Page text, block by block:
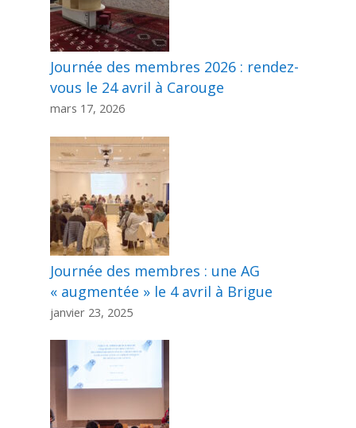
Journée des membres 2026 : rendez-
vous le 24 avril à Carouge
mars 17, 2026
Journée des membres : une AG
« augmentée » le 4 avril à Brigue
janvier 23, 2025